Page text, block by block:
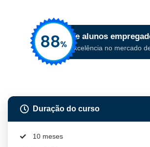
Duração do curso
10 meses